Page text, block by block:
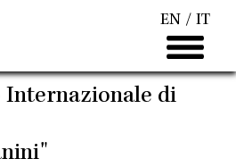
EN IT
Internazionale di